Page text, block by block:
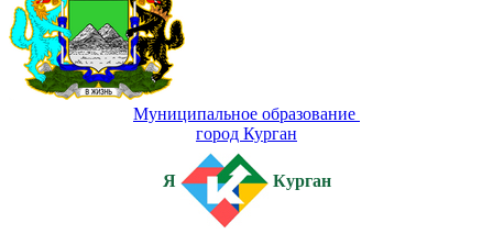
Муниципальное образование
город Курган
Я Курган